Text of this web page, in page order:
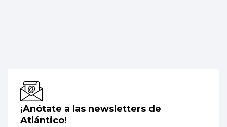
¡Anótate a las newsletters de
Atlántico!